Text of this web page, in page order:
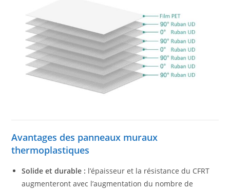
Avantages des panneaux muraux
thermoplastiques
Solide et durable : l’épaisseur et la résistance du CFRT
augmenteront avec l’augmentation du nombre de